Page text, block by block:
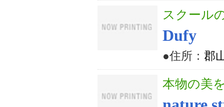
スクール
Dufy
●住所： 郡
本物の美